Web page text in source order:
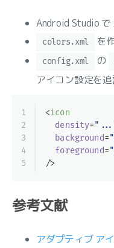
Android Studio
colors.xml を
config.xml の
アイコン設定を
1
2
3
4
5
<icon
density=
background=
foreground=
/>
参考文献
アダプティブ ア